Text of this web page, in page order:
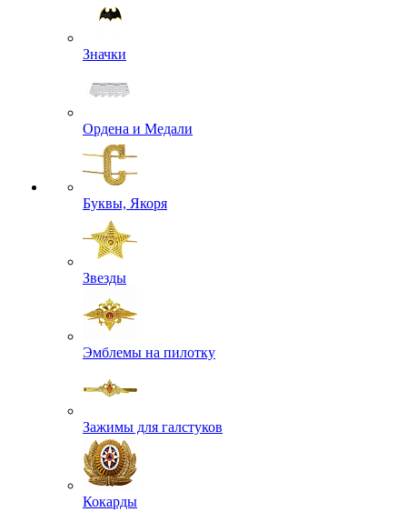
Значки
Ордена и Медали
Буквы, Якоря
Звезды
Эмблемы на пилотку
Зажимы для галстуков
Кокарды